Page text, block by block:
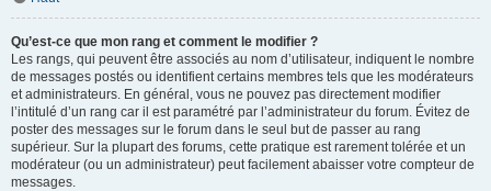
Qu’est-ce que mon rang et comment le modifier ?
Les rangs, qui peuvent être associés au nom d’utilisateur, indiquent le nombre
de messages postés ou identifient certains membres tels que les modérateurs
et administrateurs. En général, vous ne pouvez pas directement modifier
l’intitulé d’un rang car il est paramétré par l’administrateur du forum. Évitez de
poster des messages sur le forum dans le seul but de passer au rang
supérieur. Sur la plupart des forums, cette pratique est rarement tolérée et un
modérateur (ou un administrateur) peut facilement abaisser votre compteur de
messages.